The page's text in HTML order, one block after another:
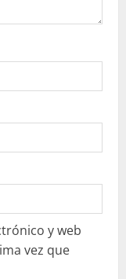
y web
vez que